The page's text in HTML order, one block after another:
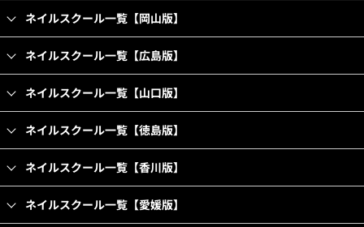
ネイルスクール一覧【岡山版】
ネイルスクール一覧【広島版】
ネイルスクール一覧【山口版】
ネイルスクール一覧【徳島版】
ネイルスクール一覧【香川版】
ネイルスクール一覧【愛媛版】